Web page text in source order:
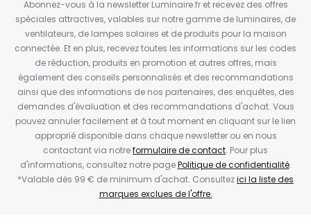
Abonnez-vous à la newsletter Luminaire.fr et recevez des offres
spéciales attractives, valables sur notre gamme de luminaires, de
ventilateurs, de lampes solaires et de produits pour la maison
connectée. Et en plus, recevez toutes les informations sur les codes
de réduction, produits en promotion et autres offres, mais
également des conseils personnalisés et des recommandations
ainsi que des informations de nos partenaires, des enquêtes, des
demandes d'évaluation et des recommandations d'achat. Vous
pouvez annuler facilement et à tout moment en cliquant sur le lien
approprié disponible dans chaque newsletter ou en nous
contactant via notreformulaire de contact. Pour plus
d'informations, consultez notre pagePolitique de confidentialité.
*Valable dès 99 € de minimum d'achat. Consultezici la liste des
marques exclues de l'offre.